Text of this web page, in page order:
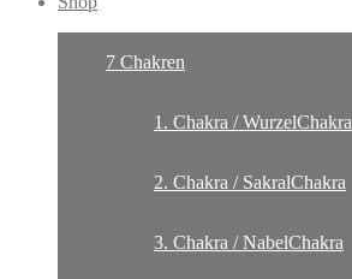
7 Chakren
1. Chakra / WurzelChakra
2. Chakra / SakralChakra
3. Chakra / NabelChakra